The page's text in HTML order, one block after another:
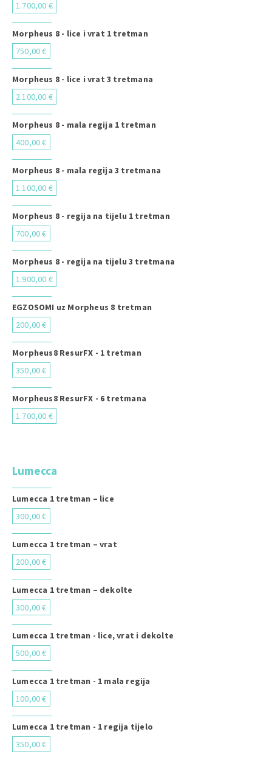
1.700,00 €
Morpheus 8 - lice i vrat 1 tretman
750,00 €
Morpheus 8 - lice i vrat 3 tretmana
2.100,00 €
Morpheus 8 - mala regija 1 tretman
400,00 €
Morpheus 8 - mala regija 3 tretmana
1.100,00 €
Morpheus 8 - regija na tijelu 1 tretman
700,00 €
Morpheus 8 - regija na tijelu 3 tretmana
1.900,00 €
EGZOSOMI uz Morpheus 8 tretman
200,00 €
Morpheus8 ResurFX - 1 tretman
350,00 €
Morpheus8 ResurFX - 6 tretmana
1.700,00 €
Lumecca
Lumecca 1 tretman – lice
300,00 €
Lumecca 1 tretman – vrat
200,00 €
Lumecca 1 tretman – dekolte
300,00 €
Lumecca 1 tretman - lice, vrat i dekolte
500,00 €
Lumecca 1 tretman - 1 mala regija
100,00 €
Lumecca 1 tretman - 1 regija tijelo
350,00 €